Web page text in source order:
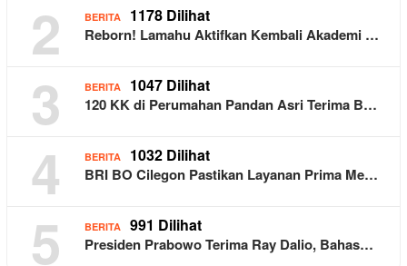
2 BERITA 1178 Dilihat
Reborn! Lamahu Aktifkan Kembali Akademi …
3 BERITA 1047 Dilihat
120 KK di Perumahan Pandan Asri Terima B…
4 BERITA 1032 Dilihat
BRI BO Cilegon Pastikan Layanan Prima Me…
5 BERITA 991 Dilihat
Presiden Prabowo Terima Ray Dalio, Bahas…